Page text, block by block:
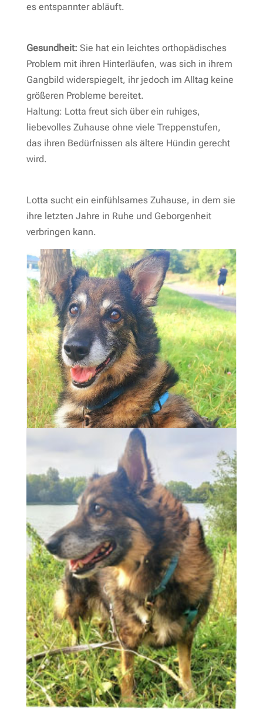
es entspannter abläuft.
Gesundheit: Sie hat ein leichtes orthopädisches
Problem mit ihren Hinterläufen, was sich in ihrem
Gangbild widerspiegelt, ihr jedoch im Alltag keine
größeren Probleme bereitet.
Haltung: Lotta freut sich über ein ruhiges,
liebevolles Zuhause ohne viele Treppenstufen,
das ihren Bedürfnissen als ältere Hündin gerecht
wird.
Lotta sucht ein einfühlsames Zuhause, in dem sie
ihre letzten Jahre in Ruhe und Geborgenheit
verbringen kann.